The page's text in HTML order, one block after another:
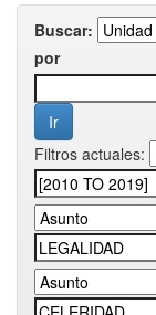
Buscar:
por
Filtros actuales: